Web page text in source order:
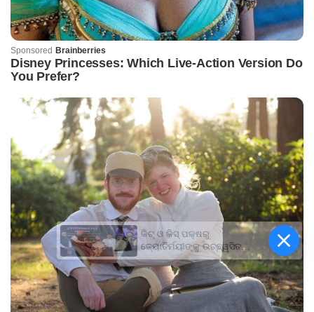
କିଟ୍‍ ଓ କିସ୍‍ ପକ୍ଷରୁ
ଜ୍ୟୋତିର୍ମୟୀଙ୍କୁ ଉଚ୍ଛ୍ୱସିତ
ସମ୍ବର୍ଦ୍ଧନା; ୫ଲକ୍ଷ ଟଙ୍କାର
ପ୍ରୋତ୍ସାହନ ରାଶି ପ୍ରଦାନ